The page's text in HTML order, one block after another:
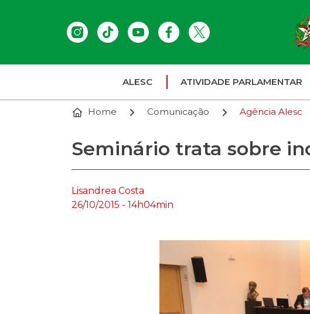
ALESC ATIVIDADE PARLAMENTAR
Home Comunicação Agência Alesc
Seminário trata sobre
Lisandrea Costa
26/10/2015 - 14h04min